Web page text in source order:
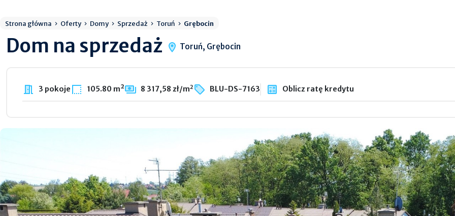
Strona główna Oferty Domy Sprzedaż Toruń Grębocin
Dom na sprzedaż Toruń, Grębocin
3 pokoje 105.80 m² 8 317,58 zł/m2 BLU-DS-7163 Oblicz ratę kredytu